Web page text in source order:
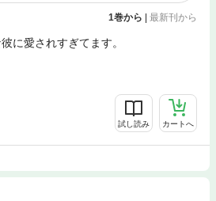
1巻から | 最新刊から
に愛されすぎてます。
試し読み カートへ